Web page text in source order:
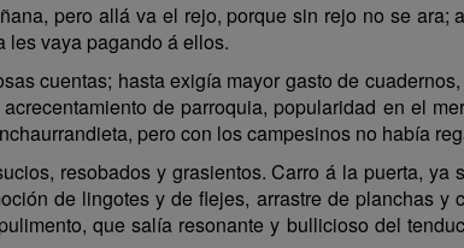
pero allá va el rejo, porque sin rejo no se ara;
les vaya pagando á ellos.
cuentas; hasta exigía mayor gasto de
de parroquia, popularidad en el
pero con los campesinos no había
resobados y grasientos. Carro á la puerta, ya
de lingotes y de flejes, arrastre de planchas y
que salía resonante y bullicioso del